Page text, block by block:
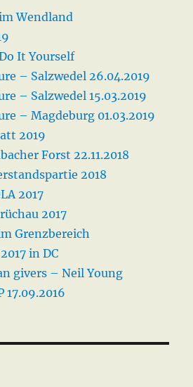
Wendland
It Yourself
– Salzwedel 26.04.2019
– Salzwedel 15.03.2019
– Magdeburg 01.03.2019
2019
Forst 22.11.2018
2018
2017
2017
Grenzbereich
in DC
givers – Neil Young
17.09.2016